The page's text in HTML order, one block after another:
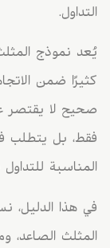
التداول.
يُعد نموذج
كثيرًا ضمن
صحيح لا يقتصر
فقط، بل يتطلب
المناسبة للتداول
في هذا
المثلث الصاعد،